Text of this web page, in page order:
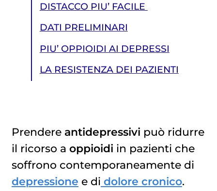
DISTACCO PIU’ FACILE
DATI PRELIMINARI
PIU’ OPPIOIDI AI DEPRESSI
LA RESISTENZA DEI PAZIENTI
Prendere antidepressivi può ridurre
il ricorso a oppioidi in pazienti che
soffrono contemporaneamente di
depressione e di dolore cronico.